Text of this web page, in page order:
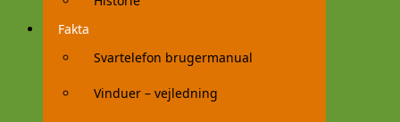
Fakta
Svartelefon brugermanual
Vinduer – vejledning